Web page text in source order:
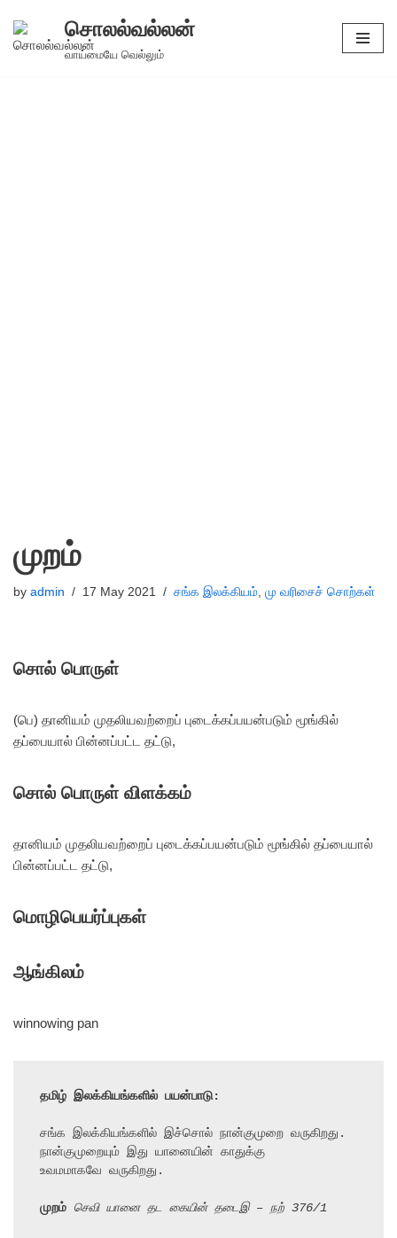
Skip
சொலல்வல்லன்
வாய்மையே வெல்லும்
முறம்
by admin 17 May 2021 சங்க இலக்கியம், மு வரிசைச் சொற்கள்
சொல் பொருள்
(பெ) தானியம் முதலியவற்றைப் புடைக்கப்பயன்படும் மூங்கில்
தப்பையால் பின்னப்பட்ட தட்டு,
சொல் பொருள் விளக்கம்
தானியம் முதலியவற்றைப் புடைக்கப்பயன்படும் மூங்கில் தப்பையால்
பின்னப்பட்ட தட்டு,
மொழிபெயர்ப்புகள்
ஆங்கிலம்
winnowing pan
தமிழ் இலக்கியங்களில் பயன்பாடு:
சங்க இலக்கியங்களில் இச்சொல் நான்குமுறை வருகிறது.
நான்குமுறையும் இது யானையின் காதுக்கு
உவமமாகவே வருகிறது.
முறம் செவி யானை தட கையின் தடைஇ – நற் 376/1